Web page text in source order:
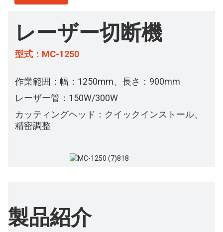
レーザー切断機
型式：MC-1250
作業範囲：幅：1250mm、長さ：900mm
レーザー管：150W/300W
カッティングヘッド：クイックインストール、
精密調整
製品紹介